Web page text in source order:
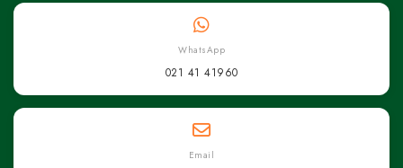
WhatsApp
021 41 41960
Email